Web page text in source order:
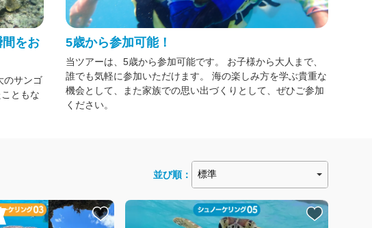
をお
のサンゴ
ともな
5歳から参加可能！
当ツアーは、5歳から参加可能です。 お子様から大人まで、
誰でも気軽に参加いただけます。 海の楽しみ方を学ぶ貴重な
機会として、また家族での思い出づくりとして、ぜひご参加
ください。
並び順：